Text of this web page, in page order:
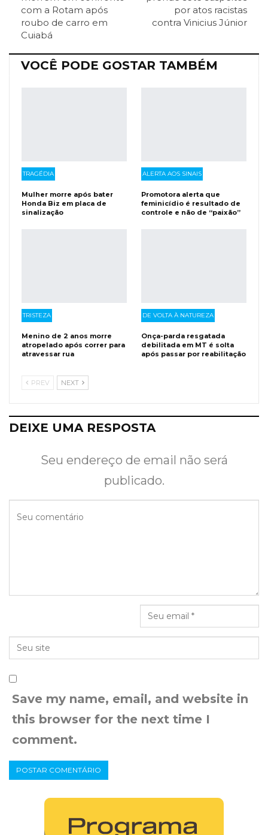
Facebook Messenger Viber O email
com a Rotam após
roubo de carro em
Cuiabá
por atos racistas
contra Vinicius Júnior
VOCÊ PODE GOSTAR TAMBÉM
TRAGÉDIA
Mulher morre após bater
Honda Biz em placa de
sinalização
ALERTA AOS SINAIS
Promotora alerta que
feminicídio é resultado de
controle e não de “paixão”
TRISTEZA
Menino de 2 anos morre
atropelado após correr para
atravessar rua
DE VOLTA À NATUREZA
Onça-parda resgatada
debilitada em MT é solta
após passar por reabilitação
PREV NEXT
DEIXE UMA RESPOSTA
Seu endereço de email não será
publicado.
Save my name, email, and website in
this browser for the next time I
comment.